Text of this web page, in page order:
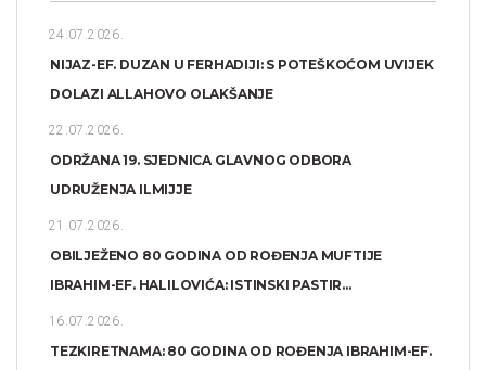
24.07.2026.
NIJAZ-EF. DUZAN U FERHADIJI: S POTEŠKOĆOM UVIJEK
DOLAZI ALLAHOVO OLAKŠANJE
22.07.2026.
ODRŽANA 19. SJEDNICA GLAVNOG ODBORA
UDRUŽENJA ILMIJJE
21.07.2026.
OBILJEŽENO 80 GODINA OD ROĐENJA MUFTIJE
IBRAHIM-EF. HALILOVIĆA: ISTINSKI PASTIR...
16.07.2026.
TEZKIRETNAMA: 80 GODINA OD ROĐENJA IBRAHIM-EF.